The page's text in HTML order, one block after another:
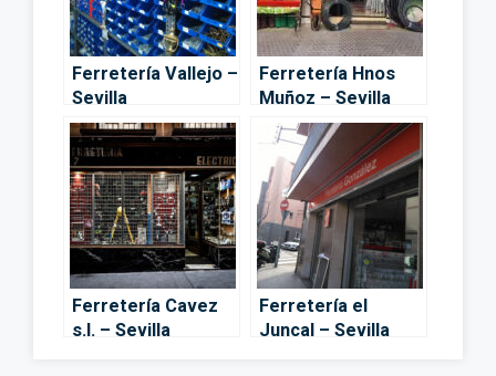
Ferretería Vallejo –
Sevilla
Ferretería Hnos
Muñoz – Sevilla
Ferretería Cavez
s.l. – Sevilla
Ferretería el
Juncal – Sevilla